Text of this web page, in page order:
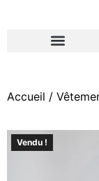
Accueil /
Vendu !